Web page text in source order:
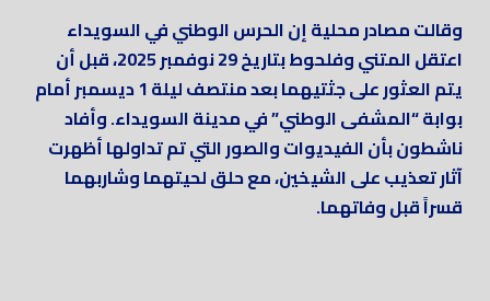
وقالت مصادر محلية إن الحرس الوطني في السويداء
اعتقل المتني وفلحوط بتاريخ 29 نوفمبر 2025، قبل أن
يتم العثور على جثتيهما بعد منتصف ليلة 1 ديسمبر أمام
بوابة “المشفى الوطني” في مدينة السويداء. وأفاد
ناشطون بأن الفيديوات والصور التي تم تداولها أظهرت
آثار تعذيب على الشيخين، مع حلق لحيتهما وشاربهما
قسراً قبل وفاتهما.